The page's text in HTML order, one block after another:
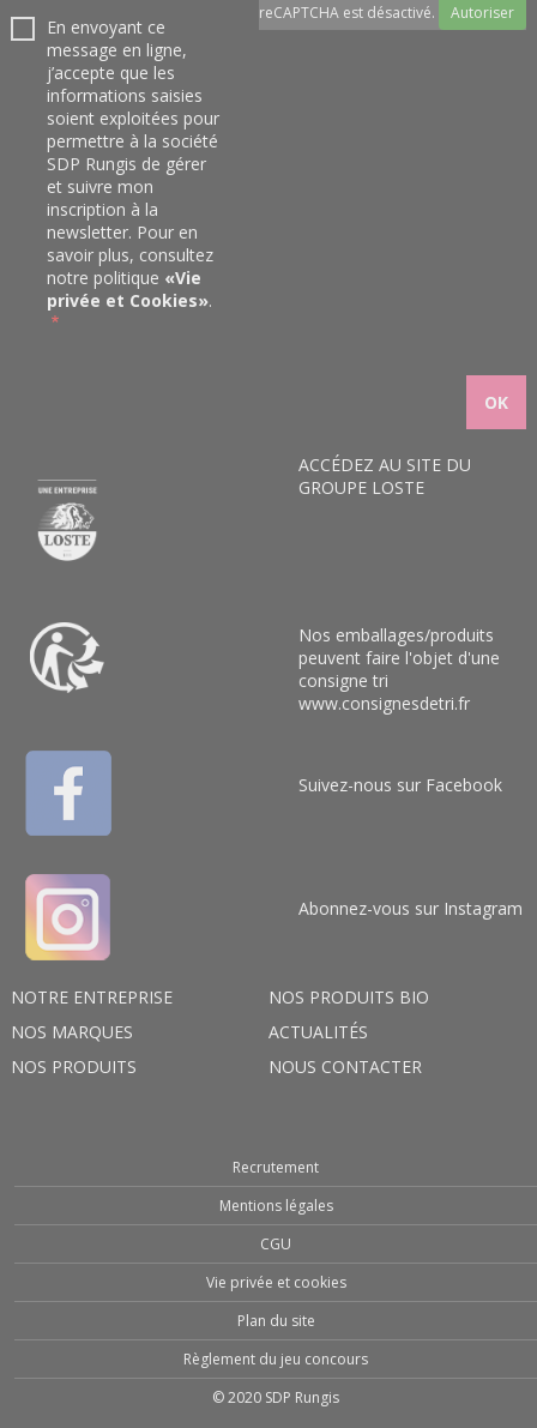
En envoyant ce
message en ligne,
j’accepte que les
informations saisies
soient exploitées pour
permettre à la société
SDP Rungis de gérer
et suivre mon
inscription à la
newsletter. Pour en
savoir plus, consultez
notre politique «Vie
privée et Cookies».
reCAPTCHA est désactivé. Autoriser
NOTRE ENTREPRISE
NOS PRODUITS BIO
NOS MARQUES
ACTUALITÉS
NOS PRODUITS
NOUS CONTACTER
ACCÉDEZ AU SITE DU
GROUPE LOSTE
Nos emballages/produits
peuvent faire l'objet d'une
consigne tri
www.consignesdetri.fr
Suivez-nous sur Facebook
Abonnez-vous sur Instagram
Recrutement
Mentions légales
CGU
Vie privée et cookies
Plan du site
Règlement du jeu concours
© 2020 SDP Rungis